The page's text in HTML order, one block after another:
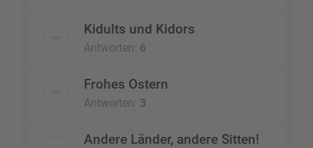
Kidults und Kidors
Antworten: 6
Frohes Ostern
Antworten: 3
Andere Länder, andere Sitten!